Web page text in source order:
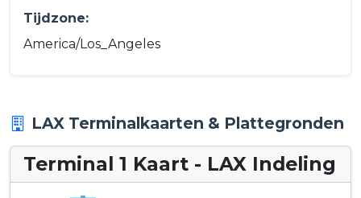
Tijdzone:
America/Los_Angeles
LAX Terminalkaarten & Plattegronden
Terminal 1 Kaart - LAX Indeling